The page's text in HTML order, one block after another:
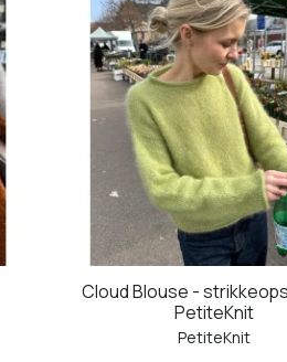
Cloud Blouse -
PetiteKnit
PetiteKnit